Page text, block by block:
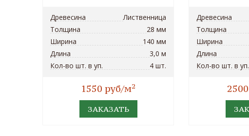
Древесина
Лиственница
Толщина
28 мм
Ширина
140 мм
Длина
3,0 м
Кол-во шт. в уп.
4 шт.
1550 руб/м2
ЗАКАЗАТЬ
Древесина
Толщина
Ширина
Длина
Кол-во шт. в уп.